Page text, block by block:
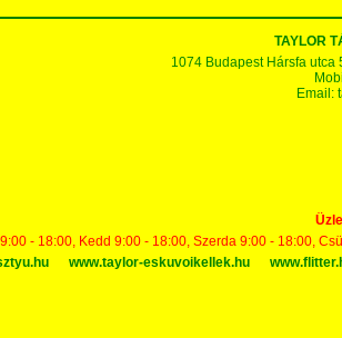
TAYLOR
1074 Budapest Hársfa utca
Email:
- 18:00, Kedd 9:00 - 18:00, Szerda 9:00 - 18:00,
www.taylor-eskuvoikellek.hu